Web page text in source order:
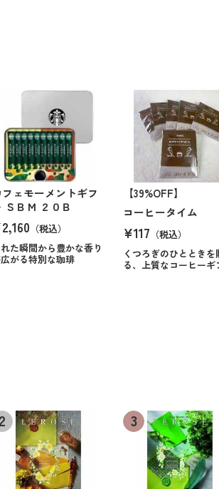
フェモーメントギフ
ＳＢＭ ２０Ｂ
（税込）
た瞬間から豊かな香り
がる特別な珈琲
【39%OFF】
コーヒータイム
¥117 （税込）
くつろぎのひとときを
る、上質なコーヒーギ